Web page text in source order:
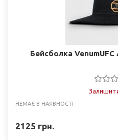
Бейсболка
НЕМАЄ В НАЯВНОСТІ
2125 грн.